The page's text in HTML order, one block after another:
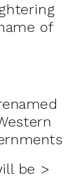
of
be >